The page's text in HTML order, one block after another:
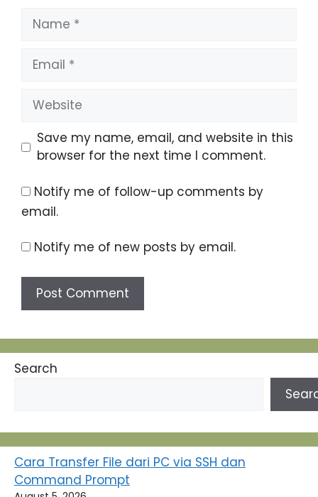
Name
Email
Website
Save my name, email, and website in this
browser for the next time I comment.
Notify me of follow-up comments by
email.
Notify me of new posts by email.
Search
Cara Transfer File dari PC via SSH dan
Command Prompt